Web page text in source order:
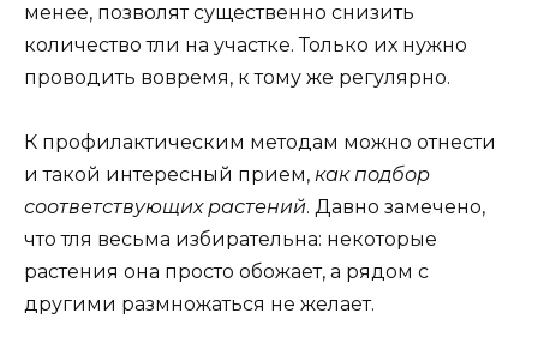
менее, позволят существенно снизить
количество тли на участке. Только их нужно
проводить вовремя, к тому же регулярно.
К профилактическим методам можно отнести
и такой интересный прием, как подбор
соответствующих растений. Давно замечено,
что тля весьма избирательна: некоторые
растения она просто обожает, а рядом с
другими размножаться не желает.